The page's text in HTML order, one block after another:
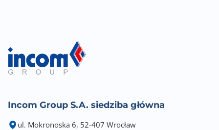
Incom Group S.A. siedziba główna
ul. Mokronoska 6, 52-407 Wrocław